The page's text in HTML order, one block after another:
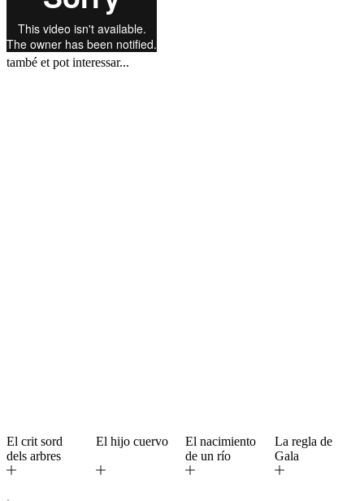
també et pot interessar...
El crit sord
dels arbres
El hijo cuervo
El nacimiento
de un río
La regla de
Gala